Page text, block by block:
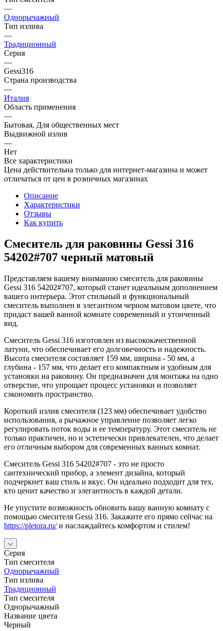
—
Однорычажный
Тип излива
—
Традиционный
Серия
—
Gessi316
Страна производства
—
Италия
Область применения
—
Бытовая, Для общественных мест
Выдвижной излив
—
Нет
Все характеристики
Цена действительна только для интернет-магазина и может
отличаться от цен в розничных магазинах
Описание
Характеристики
Отзывы
Как купить
Смеситель для раковины Gessi 316
54202#707 черный матовый
Представляем вашему вниманию смеситель для раковины
Gessi 316 54202#707, который станет идеальным дополнением
вашего интерьера. Этот стильный и функциональный
смеситель выполнен в элегантном черном матовом цвете, что
придаст вашей ванной комнате современный и утонченный
вид.
Смеситель Gessi 316 изготовлен из высококачественной
латуни, что обеспечивает его долговечность и надежность.
Высота смесителя составляет 159 мм, ширина - 50 мм, а
глубина - 157 мм, что делает его компактным и удобным для
установки на раковину. Он предназначен для монтажа на одно
отверстие, что упрощает процесс установки и позволяет
сэкономить пространство.
Короткий излив смесителя (123 мм) обеспечивает удобство
использования, а рычажное управление позволяет легко
регулировать поток воды и ее температуру. Этот смеситель не
только практичен, но и эстетически привлекателен, что делает
его отличным выбором для современных ванных комнат.
Смеситель Gessi 316 54202#707 - это не просто
сантехнический прибор, а элемент дизайна, который
подчеркнет ваш стиль и вкус. Он идеально подходит для тех,
кто ценит качество и элегантность в каждой детали.
Не упустите возможность обновить вашу ванную комнату с
помощью смесителя Gessi 316. Закажите его прямо сейчас на
https://pletora.ru/и наслаждайтесь комфортом и стилем!
Серия
Тип смесителя
Однорычажный
Тип излива
Традиционный
Тип смесителя
Однорычажный
Название цвета
Черный